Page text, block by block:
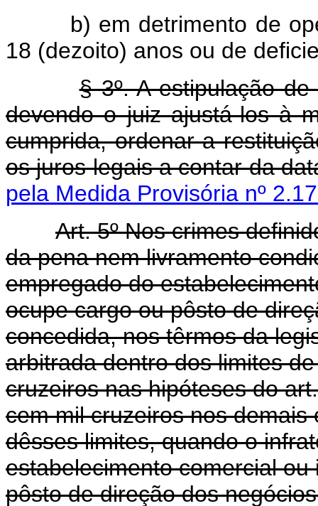
b) em detrimento de
18 (dezoito) anos ou de
§ 3º. A estipulação
devendo o juiz ajustá-los à
cumprida, ordenar a
os juros legais a contar da
pela Medida Provisória nº
Art. 5º Nos crimes
da pena nem livramento
empregado do
ocupe cargo ou pôsto de
concedida, nos têrmos da
arbitrada dentro dos limites
cruzeiros nas hipóteses do
cem mil cruzeiros nos
dêsses limites, quando o
estabelecimento comercial
pôsto de direção dos